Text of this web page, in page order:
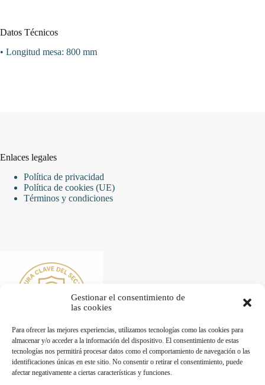
Gestionar el consentimiento de
las cookies
Para ofrecer las mejores experiencias, utilizamos tecnologías como las cookies para
almacenar y/o acceder a la información del dispositivo. El consentimiento de estas
tecnologías nos permitirá procesar datos como el comportamiento de navegación o las
identificaciones únicas en este sitio. No consentir o retirar el consentimiento, puede
afectar negativamente a ciertas características y funciones.
Datos Técnicos
• Longitud mesa: 800 mm
Enlaces legales
Política de privacidad
Política de cookies (UE)
Términos y condiciones